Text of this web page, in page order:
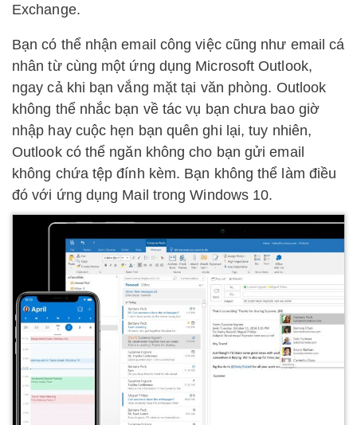
Exchange.
Bạn có thể nhận email công việc cũng như email cá
nhân từ cùng một ứng dụng Microsoft Outlook,
ngay cả khi bạn vắng mặt tại văn phòng. Outlook
không thể nhắc bạn về tác vụ bạn chưa bao giờ
nhập hay cuộc hẹn bạn quên ghi lại, tuy nhiên,
Outlook có thể ngăn không cho bạn gửi email
không chứa tệp đính kèm. Bạn không thể làm điều
đó với ứng dụng Mail trong Windows 10.